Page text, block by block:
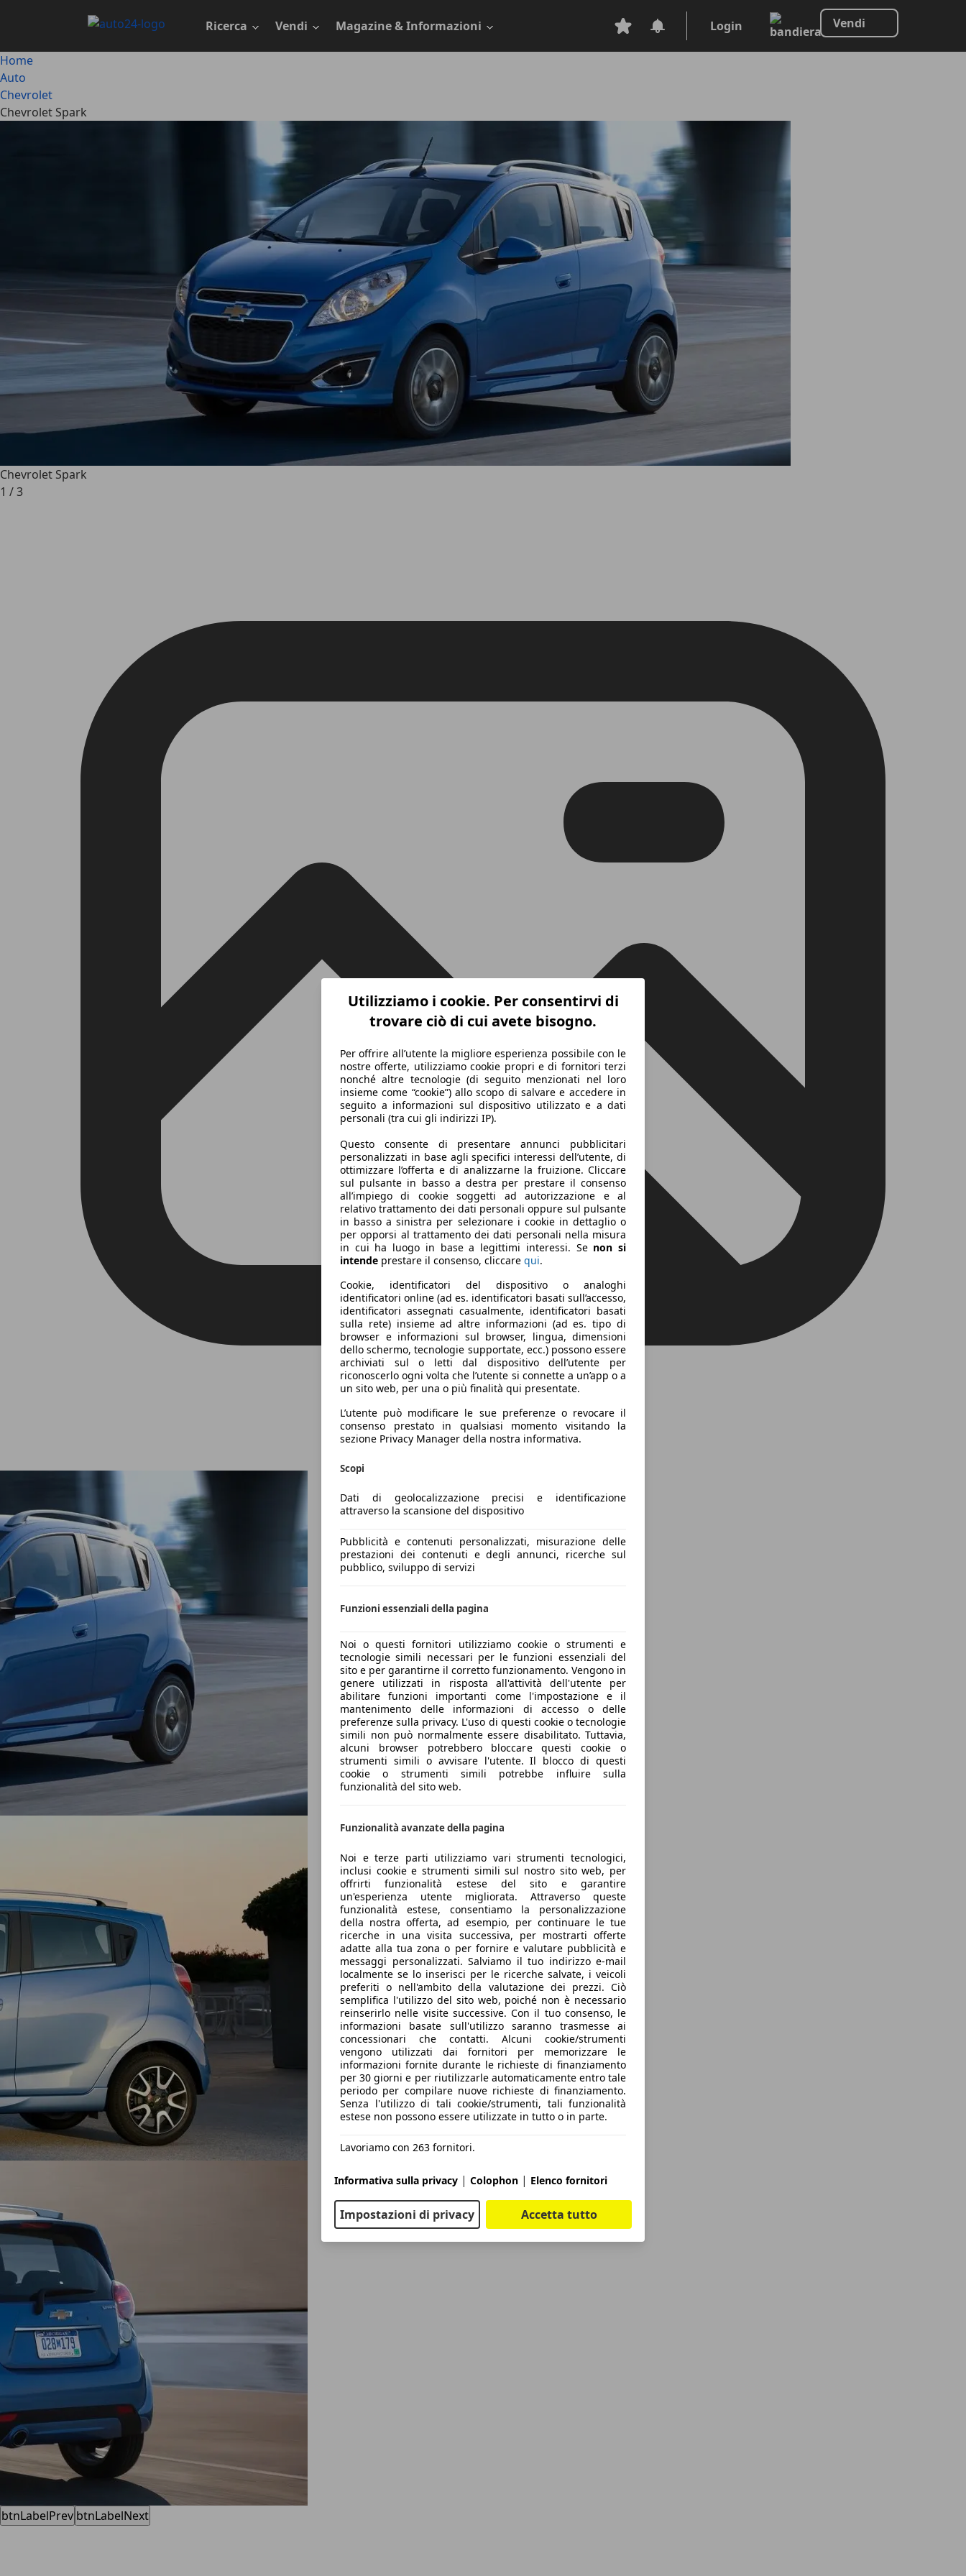
principale
Ricerca Vendi Magazine & Informazioni Login Vendi
Home
Auto
Chevrolet
Chevrolet Spark
Chevrolet Spark
1 /3
btnLabelPrev btnLabelNext
Utilizziamo i cookie. Per consentirvi di
trovare ciò di cui avete bisogno.
Per offrire all’utente la migliore esperienza possibile con le
nostre offerte, utilizziamo cookie propri e di fornitori terzi
nonché altre tecnologie (di seguito menzionati nel loro
insieme come “cookie”) allo scopo di salvare e accedere in
seguito a informazioni sul dispositivo utilizzato e a dati
personali (tra cui gli indirizzi IP).
Questo consente di presentare annunci pubblicitari
personalizzati in base agli specifici interessi dell’utente, di
ottimizzare l’offerta e di analizzarne la fruizione. Cliccare
sul pulsante in basso a destra per prestare il consenso
all’impiego di cookie soggetti ad autorizzazione e al
relativo trattamento dei dati personali oppure sul pulsante
in basso a sinistra per selezionare i cookie in dettaglio o
per opporsi al trattamento dei dati personali nella misura
in cui ha luogo in base a legittimi interessi. Se non si
intende prestare il consenso, cliccare qui.
Cookie, identificatori del dispositivo o analoghi
identificatori online (ad es. identificatori basati sull’accesso,
identificatori assegnati casualmente, identificatori basati
sulla rete) insieme ad altre informazioni (ad es. tipo di
browser e informazioni sul browser, lingua, dimensioni
dello schermo, tecnologie supportate, ecc.) possono essere
archiviati sul o letti dal dispositivo dell’utente per
riconoscerlo ogni volta che l’utente si connette a un’app o a
un sito web, per una o più finalità qui presentate.
L’utente può modificare le sue preferenze o revocare il
consenso prestato in qualsiasi momento visitando la
sezione Privacy Manager della nostra informativa.
Scopi
Dati di geolocalizzazione precisi e identificazione
attraverso la scansione del dispositivo
Pubblicità e contenuti personalizzati, misurazione delle
prestazioni dei contenuti e degli annunci, ricerche sul
pubblico, sviluppo di servizi
Funzioni essenziali della pagina
Noi o questi fornitori utilizziamo cookie o strumenti e
tecnologie simili necessari per le funzioni essenziali del
sito e per garantirne il corretto funzionamento. Vengono in
genere utilizzati in risposta all'attività dell'utente per
abilitare funzioni importanti come l'impostazione e il
mantenimento delle informazioni di accesso o delle
preferenze sulla privacy. L'uso di questi cookie o tecnologie
simili non può normalmente essere disabilitato. Tuttavia,
alcuni browser potrebbero bloccare questi cookie o
strumenti simili o avvisare l'utente. Il blocco di questi
cookie o strumenti simili potrebbe influire sulla
funzionalità del sito web.
Funzionalità avanzate della pagina
Noi e terze parti utilizziamo vari strumenti tecnologici,
inclusi cookie e strumenti simili sul nostro sito web, per
offrirti funzionalità estese del sito e garantire
un'esperienza utente migliorata. Attraverso queste
funzionalità estese, consentiamo la personalizzazione
della nostra offerta, ad esempio, per continuare le tue
ricerche in una visita successiva, per mostrarti offerte
adatte alla tua zona o per fornire e valutare pubblicità e
messaggi personalizzati. Salviamo il tuo indirizzo e-mail
localmente se lo inserisci per le ricerche salvate, i veicoli
preferiti o nell'ambito della valutazione dei prezzi. Ciò
semplifica l'utilizzo del sito web, poiché non è necessario
reinserirlo nelle visite successive. Con il tuo consenso, le
informazioni basate sull'utilizzo saranno trasmesse ai
concessionari che contatti. Alcuni cookie/strumenti
vengono utilizzati dai fornitori per memorizzare le
informazioni fornite durante le richieste di finanziamento
per 30 giorni e per riutilizzarle automaticamente entro tale
periodo per compilare nuove richieste di finanziamento.
Senza l'utilizzo di tali cookie/strumenti, tali funzionalità
estese non possono essere utilizzate in tutto o in parte.
Lavoriamo con 263 fornitori.
Informativa sulla privacy | Colophon | Elenco fornitori
Impostazioni di privacy Accetta tutto